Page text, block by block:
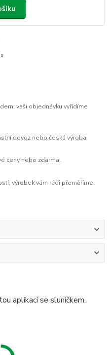
vaši objednávku vyřídíme
dovoz nebo česká výroba.
ceny nebo zdarma.
výrobek vám rádi přeměříme.
aplikací se sluníčkem.